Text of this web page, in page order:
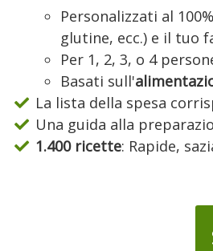
Personalizzati al
glutine, ecc.) e il tuo
Per 1, 2, 3, o 4
Basati sull'
La lista della spesa
Una guida alla
1.400 ricette: Rapide,